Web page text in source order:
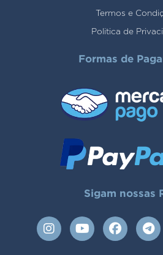
Termos e
Politica de
Formas de
Sigam nossas
I
n
Y
o
F
a
T
e